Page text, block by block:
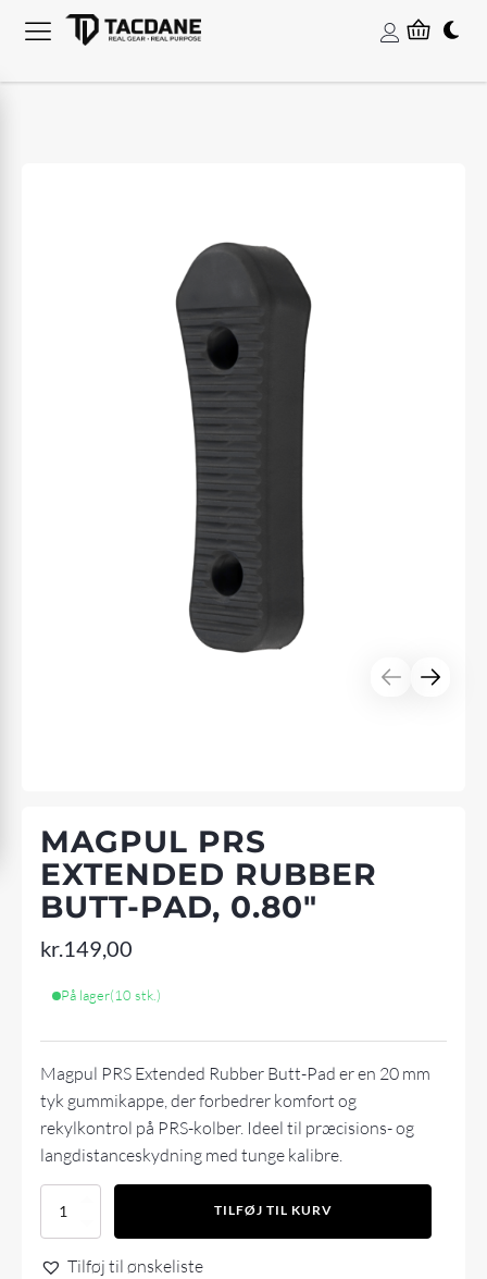
MAGPUL PRS
EXTENDED RUBBER
BUTT-PAD, 0.80"
kr.149,00
På lager(10 stk.)
Magpul PRS Extended Rubber Butt-Pad er en 20 mm
tyk gummikappe, der forbedrer komfort og
rekylkontrol på PRS-kolber. Ideel til præcisions- og
langdistanceskydning med tunge kalibre.
Magpul
Extended
Rubber
TILFØJ TIL KURV
Tilføj til ønskeliste